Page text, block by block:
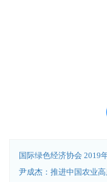
国际绿色经济协会 2019
尹成杰：推进中国农业